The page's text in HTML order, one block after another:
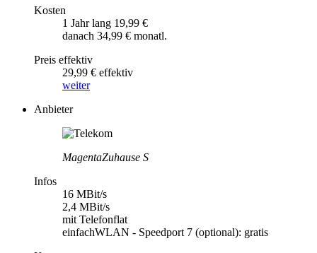
Kosten
1 Jahr lang 19,99 €
danach 34,99 € monatl.
Preis effektiv
29,99 € effektiv
weiter
Anbieter
MagentaZuhause S
Infos
16 MBit/s
2,4 MBit/s
mit Telefonflat
einfachWLAN - Speedport 7 (optional): gratis